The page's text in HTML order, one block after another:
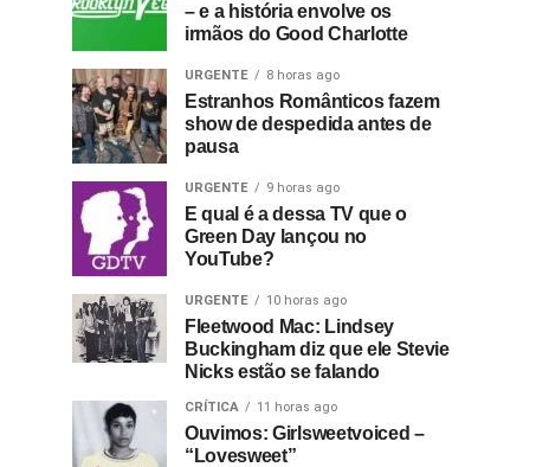
– e a história envolve os
irmãos do Good Charlotte
URGENTE 8 horas ago
Estranhos Românticos fazem
show de despedida antes de
pausa
URGENTE 9 horas ago
E qual é a dessa TV que o
Green Day lançou no
YouTube?
URGENTE 10 horas ago
Fleetwood Mac: Lindsey
Buckingham diz que ele Stevie
Nicks estão se falando
CRÍTICA 11 horas ago
Ouvimos: Girlsweetvoiced –
“Lovesweet”